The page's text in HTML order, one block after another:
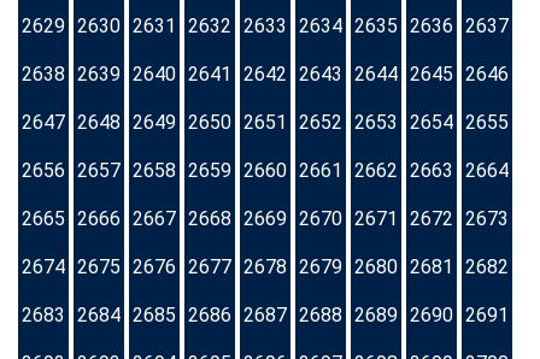
2629 2630 2631 2632 2633 2634 2635 2636 2637
2638 2639 2640 2641 2642 2643 2644 2645 2646
2647 2648 2649 2650 2651 2652 2653 2654 2655
2656 2657 2658 2659 2660 2661 2662 2663 2664
2665 2666 2667 2668 2669 2670 2671 2672 2673
2674 2675 2676 2677 2678 2679 2680 2681 2682
2683 2684 2685 2686 2687 2688 2689 2690 2691